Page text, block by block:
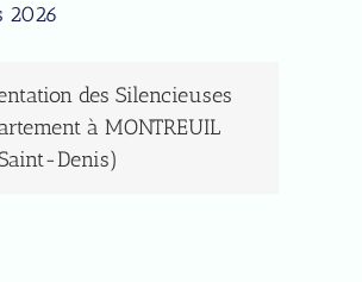
2026
des Silencieuses
à MONTREUIL
Denis)